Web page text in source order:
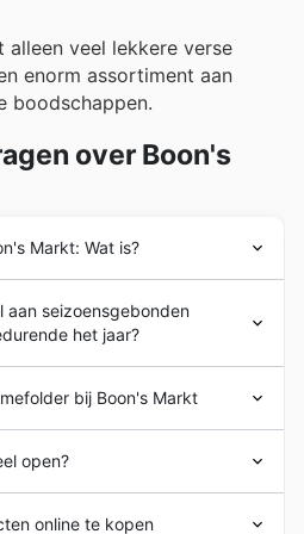
alleen veel lekkere verse
enorm assortiment aan
boodschappen.
over Boon's
Markt: Wat is?
aan seizoensgebonden
het jaar?
het hele jaar door
aanbiedingen en
kunt u gemakkelijk de
en brochures
de voorjaarssale,
bij Boon's Markt
winkels in Nederland. Bij
alleen veel lekkere
enorm assortiment
open?
online te kopen